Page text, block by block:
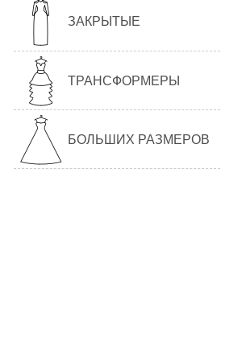
ЗАКРЫТЫЕ
ТРАНСФОРМЕРЫ
БОЛЬШИХ РАЗМЕРОВ